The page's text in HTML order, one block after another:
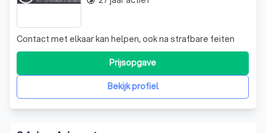
Contact met elkaar kan helpen, ook na strafbare feiten
Bekijk profiel
Prijsopgave